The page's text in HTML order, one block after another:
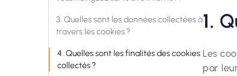
3. Quelles sont les données collectées à
travers les cookies ?
4. Quelles sont les finalités des cookies
collectés ?
1.
Les
par